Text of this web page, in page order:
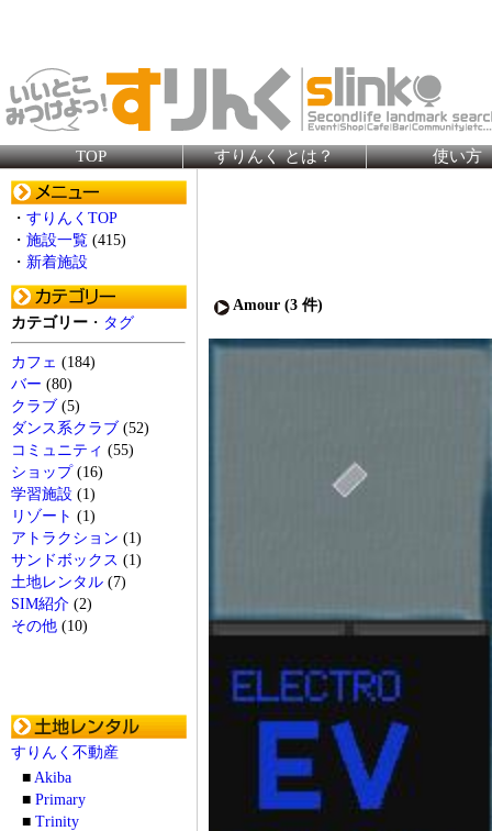
TOP すりんく とは？ 使い方
・ すりんくTOP
・ 施設一覧 (415)
・ 新着施設
カテゴリー ・ タグ
カフェ (184)
バー (80)
クラブ (5)
ダンス系クラブ (52)
コミュニティ (55)
ショップ(16)
学習施設 (1)
リゾート (1)
アトラクション (1)
サンドボックス (1)
土地レンタル (7)
SIM紹介 (2)
その他 (10)
すりんく不動産
■ Akiba
■ Primary
■ Trinity
Amour (3 件)